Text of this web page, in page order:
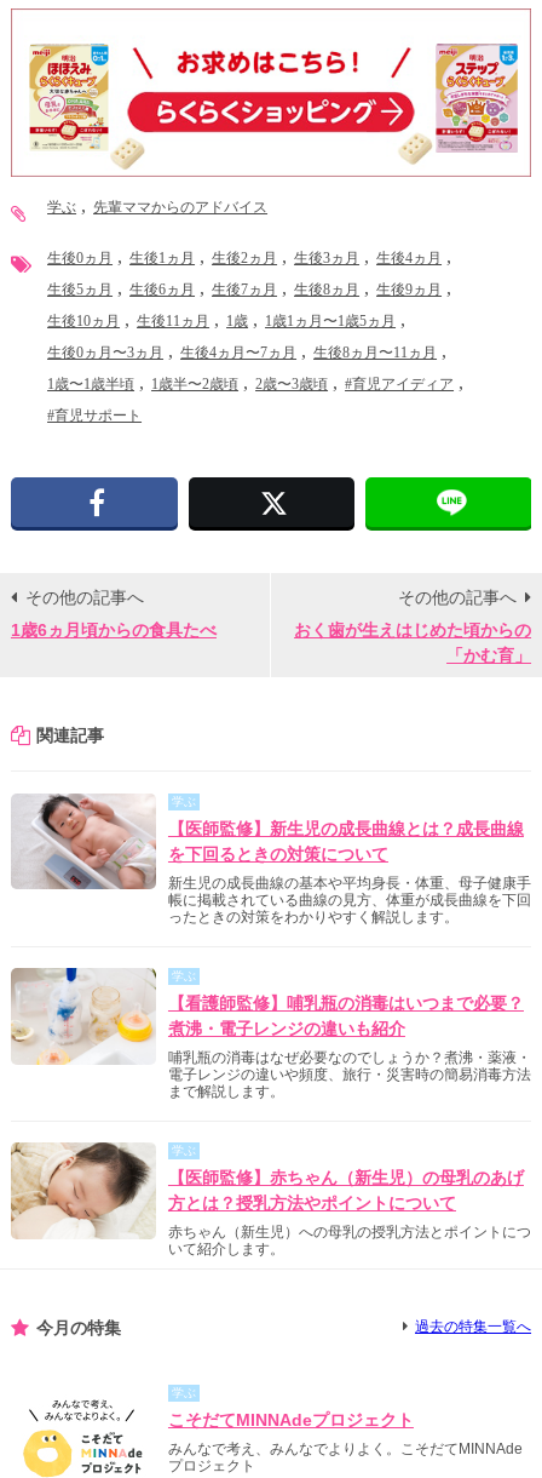
学ぶ 先輩ママからのアドバイス
生後0ヵ月 生後1ヵ月 生後2ヵ月 生後3ヵ月 生後4ヵ月
生後5ヵ月 生後6ヵ月 生後7ヵ月 生後8ヵ月 生後9ヵ月
生後10ヵ月 生後11ヵ月 1歳 1歳1ヵ月〜1歳5ヵ月
生後0ヵ月〜3ヵ月 生後4ヵ月〜7ヵ月 生後8ヵ月〜11ヵ月
1歳〜1歳半頃 1歳半〜2歳頃 2歳〜3歳頃 #育児アイディア
#育児サポート
その他の記事へ
1歳6ヵ月頃からの食具たべ
その他の記事へ
おく歯が生えはじめた頃からの
「かむ育」
関連記事
学ぶ
【医師監修】新生児の成長曲線とは？成長曲線
を下回るときの対策について
新生児の成長曲線の基本や平均身長・体重、母子健康手
帳に掲載されている曲線の見方、体重が成長曲線を下回
ったときの対策をわかりやすく解説します。
学ぶ
【看護師監修】哺乳瓶の消毒はいつまで必要？
煮沸・電子レンジの違いも紹介
哺乳瓶の消毒はなぜ必要なのでしょうか？煮沸・薬液・
電子レンジの違いや頻度、旅行・災害時の簡易消毒方法
まで解説します。
学ぶ
【医師監修】赤ちゃん（新生児）の母乳のあげ
方とは？授乳方法やポイントについて
赤ちゃん（新生児）への母乳の授乳方法とポイントにつ
いて紹介します。
今月の特集 過去の特集一覧へ
学ぶ
こそだてMINNAdeプロジェクト
みんなで考え、みんなでよりよく。こそだてMINNAde
プロジェクト